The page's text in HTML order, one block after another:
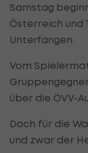
Samstag
Österreich und
Unterfangen.
Vom
über die ÖVV-
Doch für die
und zwar der